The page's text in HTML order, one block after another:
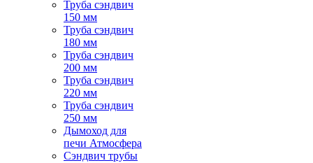
Труба сэндвич
150 мм
Труба сэндвич
180 мм
Труба сэндвич
200 мм
Труба сэндвич
220 мм
Труба сэндвич
250 мм
Дымоход для
печи Атмосфера
Сэндвич трубы